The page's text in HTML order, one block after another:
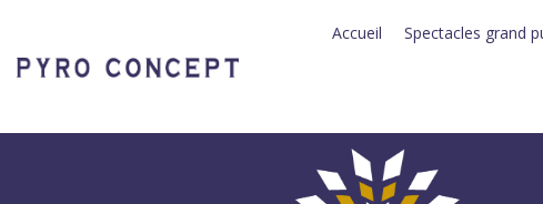
Accueil Spectacles grand